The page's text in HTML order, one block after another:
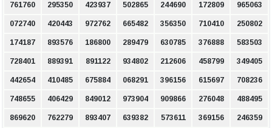
761760 295350 423937 502865 244690 172809 965063
072740 420443 972762 665482 356350 710410 250802
174187 893576 186800 289479 630785 376888 583503
728401 889391 891122 934802 212606 458799 349405
442654 410485 675884 068291 396156 615697 708236
748655 406429 849012 973904 909866 276048 488495
869620 762279 893407 639382 573611 369156 246359